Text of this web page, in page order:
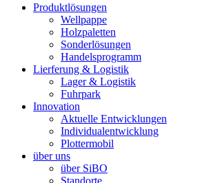
Produktlösungen
Wellpappe
Holzpaletten
Sonderlösungen
Handelsprogramm
Lierferung & Logistik
Lager & Logistik
Fuhrpark
Innovation
Aktuelle Entwicklungen
Individualentwicklung
Plottermobil
über uns
über SiBO
Standorte